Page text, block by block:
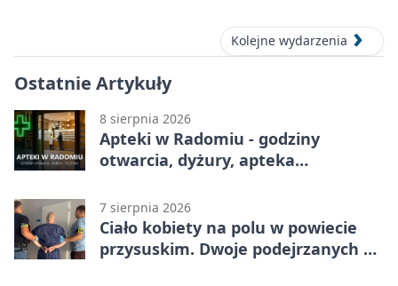
Kolejne wydarzenia
Ostatnie Artykuły
8 sierpnia 2026
Apteki w Radomiu - godziny
otwarcia, dyżury, apteka
7 sierpnia 2026
Ciało kobiety na polu w powiecie
przysuskim. Dwoje podejrzanych w